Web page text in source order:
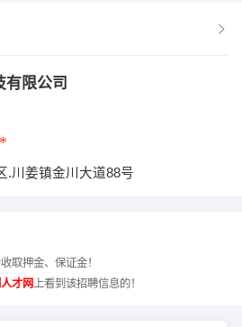
有限公司
.川姜镇金川大道88号
取押金、保证金！
才网 上看到该招聘信息的！